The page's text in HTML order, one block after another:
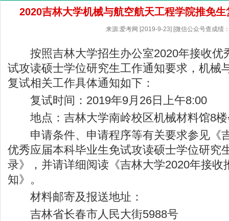
2020吉林大学机械与航空航天工程学院推免
来源:爱考网 [2019-9-23] [微信公众号查成绩
按照吉林大学招生办公室2020年接收优
试攻读硕士学位研究生工作通知要求，机械
复试相关工作具体通知如下：
复试时间：2019年9月26日上午8:00
地点：吉林大学南岭校区机械材料馆8楼
申请条件、申请程序等有关要求参见《
优秀应届本科毕业生免试攻读硕士学位研究
录》，并请详细阅读《吉林大学2020年接收
知》。
材料邮寄及报送地址：
吉林省长春市人民大街5988号